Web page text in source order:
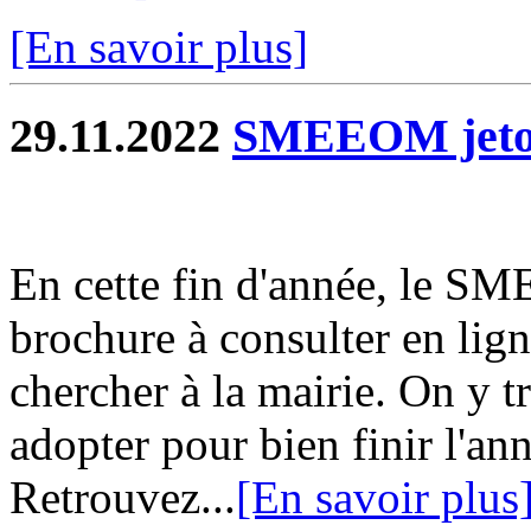
[En savoir plus]
29.11.2022 SMEEOM
En cette fin d'année, le
brochure à consulter en
chercher à la mairie. On y
adopter pour bien finir
Retrouvez...[En savoir